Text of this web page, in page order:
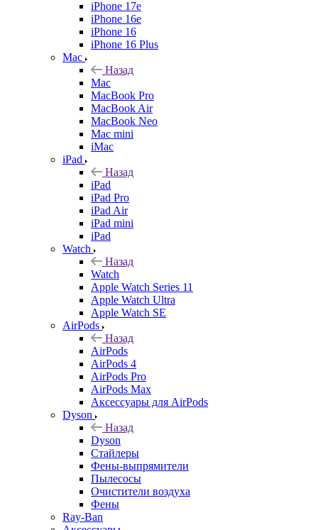
iPhone 17e
iPhone 16e
iPhone 16
iPhone 16 Plus
Mac
Назад
Mac
MacBook Pro
MacBook Air
MacBook Neo
Mac mini
iMac
iPad
Назад
iPad
iPad Pro
iPad Air
iPad mini
iPad
Watch
Назад
Watch
Apple Watch Series 11
Apple Watch Ultra
Apple Watch SE
AirPods
Назад
AirPods
AirPods 4
AirPods Pro
AirPods Max
Аксессуары для AirPods
Dyson
Назад
Dyson
Стайлеры
Фены-выпрямители
Пылесосы
Очистители воздуха
Фены
Ray-Ban